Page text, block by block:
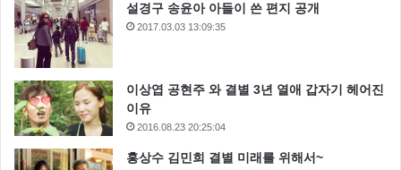
설경구 송윤아 아들이 쓴 편지 공개
2017.03.03 13:09:35
이상엽 공현주 와 결별 3년 열애 갑자기 헤어진
이유
2016.08.23 20:25:04
홍상수 김민희 결별 미래를 위해서~